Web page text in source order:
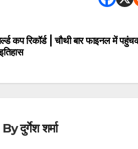
कप रिकॉर्ड | चौथी बार फाइनल में
Byदुर्गेश शर्मा